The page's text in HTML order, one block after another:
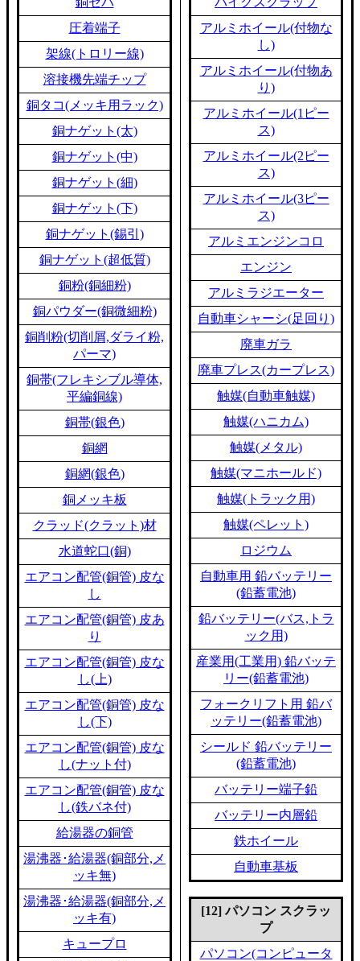
圧着端子
架線(トロリー線)
溶接機先端チップ
銅タコ(メッキ用ラック)
銅ナゲット(太)
銅ナゲット(中)
銅ナゲット(細)
銅ナゲット(下)
銅ナゲット(錫引)
銅ナゲット(超低質)
銅粉(銅細粉)
銅パウダー(銅微細粉)
銅削粉(切削屑,ダライ粉,
パーマ)
銅帯(フレキシブル導体,
平編銅線)
銅帯(銀色)
銅網
銅網(銀色)
銅メッキ板
クラッド(クラット)材
水道蛇口(銅)
エアコン配管(銅管) 皮な
し
エアコン配管(銅管) 皮あ
り
エアコン配管(銅管) 皮な
し(上)
エアコン配管(銅管) 皮な
し(下)
エアコン配管(銅管) 皮な
し(ナット付)
エアコン配管(銅管) 皮な
し(鉄バネ付)
給湯器の銅管
湯沸器･給湯器(銅部分,メ
ッキ無)
湯沸器･給湯器(銅部分,メ
ッキ有)
キュープロ
アルミホイール(付物な
し)
アルミホイール(付物あ
り)
アルミホイール(1ピー
ス)
アルミホイール(2ピー
ス)
アルミホイール(3ピー
ス)
アルミエンジンコロ
エンジン
アルミラジエーター
自動車シャーシ(足回り)
廃車ガラ
廃車プレス(カープレス)
触媒(自動車触媒)
触媒(ハニカム)
触媒(メタル)
触媒(マニホールド)
触媒(トラック用)
触媒(ペレット)
ロジウム
自動車用 鉛バッテリー
(鉛蓄電池)
鉛バッテリー(バス,トラ
ック用)
産業用(工業用) 鉛バッテ
リー(鉛蓄電池)
フォークリフト用 鉛バ
ッテリー(鉛蓄電池)
シールド 鉛バッテリー
(鉛蓄電池)
バッテリー端子鉛
バッテリー内層鉛
鉄ホイール
自動車基板
[12] パソコン スクラッ
プ
パソコン(コンピュータ